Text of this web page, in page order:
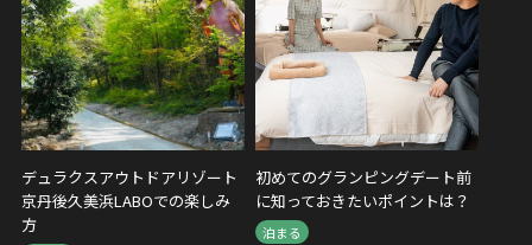
デュラクスアウトドアリゾート
京丹後久美浜LABOでの楽しみ
方
初めてのグランピングデート前
に知っておきたいポイントは？
泊まる